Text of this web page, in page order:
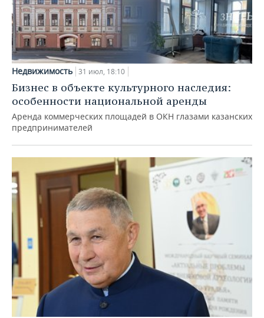
Недвижимость 31 июл, 18:10
Бизнес в объекте культурного наследия:
особенности национальной аренды
Аренда коммерческих площадей в ОКН глазами казанских
предпринимателей